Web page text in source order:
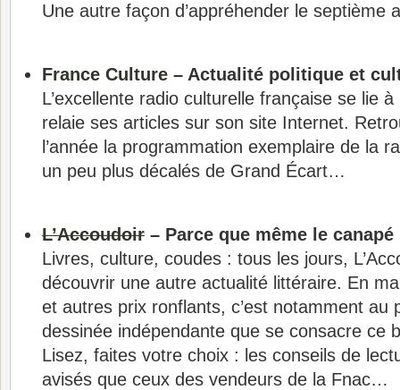
Une autre façon d’appréhender le septième
France Culture – Actualité politique et
L’excellente radio culturelle française se lie
relaie ses articles sur son site Internet.
l’année la programmation exemplaire de la
un peu plus décalés de Grand Écart…
L’Accoudoir – Parce que même le
Livres, culture, coudes : tous les jours,
découvrir une autre actualité littéraire. En
et autres prix ronflants, c’est notamment au
dessinée indépendante que se consacre ce
Lisez, faites votre choix : les conseils de
avisés que ceux des vendeurs de la Fnac…